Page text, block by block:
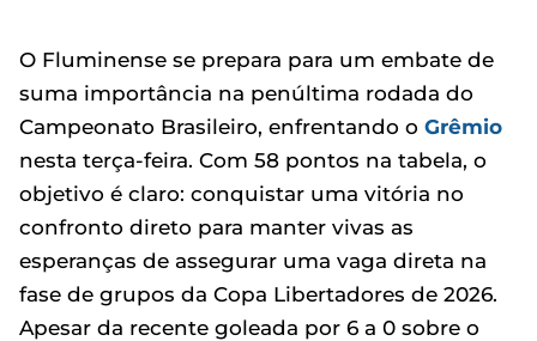
O Fluminense se prepara para um embate de
suma importância na penúltima rodada do
Campeonato Brasileiro, enfrentando o Grêmio
nesta terça-feira. Com 58 pontos na tabela, o
objetivo é claro: conquistar uma vitória no
confronto direto para manter vivas as
esperanças de assegurar uma vaga direta na
fase de grupos da Copa Libertadores de 2026.
Apesar da recente goleada por 6 a 0 sobre o